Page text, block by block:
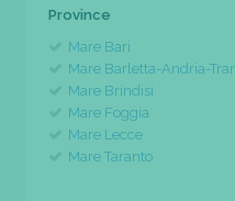
Province
Mare Bari
Mare Barletta-Andria-
Mare Brindisi
Mare Foggia
Mare Lecce
Mare Taranto